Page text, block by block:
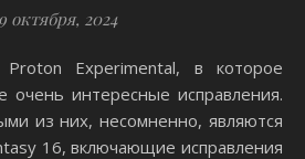
9 октября, 2024
очень интересные исправления.
из них, несомненно, являются
16, включающие исправления